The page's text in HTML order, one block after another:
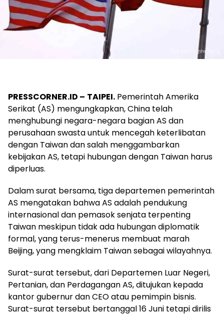
PRESSCORNER.ID – TAIPEI. Pemerintah Amerika
Serikat (AS) mengungkapkan, China telah
menghubungi negara-negara bagian AS dan
perusahaan swasta untuk mencegah keterlibatan
dengan Taiwan dan salah menggambarkan
kebijakan AS, tetapi hubungan dengan Taiwan harus
diperluas.
Dalam surat bersama, tiga departemen pemerintah
AS mengatakan bahwa AS adalah pendukung
internasional dan pemasok senjata terpenting
Taiwan meskipun tidak ada hubungan diplomatik
formal, yang terus-menerus membuat marah
Beijing, yang mengklaim Taiwan sebagai wilayahnya.
Surat-surat tersebut, dari Departemen Luar Negeri,
Pertanian, dan Perdagangan AS, ditujukan kepada
kantor gubernur dan CEO atau pemimpin bisnis.
Surat-surat tersebut bertanggal 16 Juni tetapi dirilis